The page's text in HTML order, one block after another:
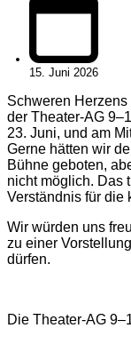
15. Juni 2026
Schweren
der Theater-AG
23. Juni, und am
Gerne hätten wir
Bühne geboten,
nicht möglich. Das
Verständnis für die
Wir würden uns
zu einer
dürfen.
Die Theater-AG